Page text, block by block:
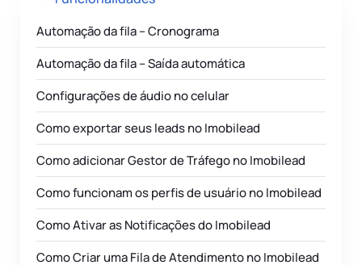
Automação da fila – Cronograma
Automação da fila – Saída automática
Configurações de áudio no celular
Como exportar seus leads no Imobilead
Como adicionar Gestor de Tráfego no Imobilead
Como funcionam os perfis de usuário no Imobilead
Como Ativar as Notificações do Imobilead
Como Criar uma Fila de Atendimento no Imobilead